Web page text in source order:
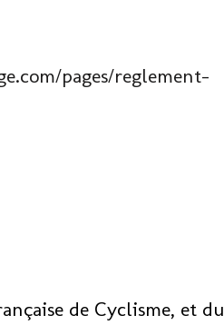
pages/reglement-
de Cyclisme, et du